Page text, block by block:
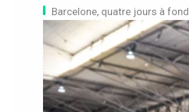
Barcelone, quatre jours à fond